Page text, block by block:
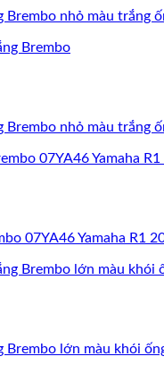
Brembo nhỏ màu trắng
Brembo nhỏ màu trắng
07YA46 Yamaha R1
Brembo lớn màu khói